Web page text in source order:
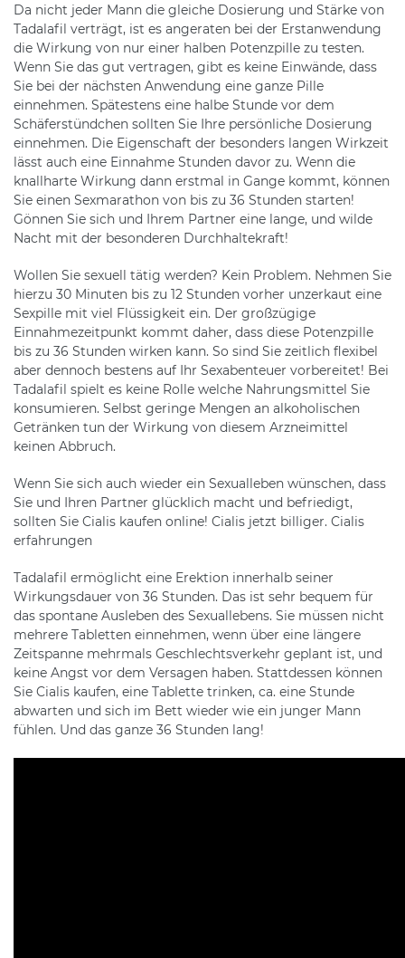
Da nicht jeder Mann die gleiche Dosierung und Stärke von
Tadalafil verträgt, ist es angeraten bei der Erstanwendung
die Wirkung von nur einer halben Potenzpille zu testen.
Wenn Sie das gut vertragen, gibt es keine Einwände, dass
Sie bei der nächsten Anwendung eine ganze Pille
einnehmen. Spätestens eine halbe Stunde vor dem
Schäferstündchen sollten Sie Ihre persönliche Dosierung
einnehmen. Die Eigenschaft der besonders langen Wirkzeit
lässt auch eine Einnahme Stunden davor zu. Wenn die
knallharte Wirkung dann erstmal in Gange kommt, können
Sie einen Sexmarathon von bis zu 36 Stunden starten!
Gönnen Sie sich und Ihrem Partner eine lange, und wilde
Nacht mit der besonderen Durchhaltekraft!
Wollen Sie sexuell tätig werden? Kein Problem. Nehmen Sie
hierzu 30 Minuten bis zu 12 Stunden vorher unzerkaut eine
Sexpille mit viel Flüssigkeit ein. Der großzügige
Einnahmezeitpunkt kommt daher, dass diese Potenzpille
bis zu 36 Stunden wirken kann. So sind Sie zeitlich flexibel
aber dennoch bestens auf Ihr Sexabenteuer vorbereitet! Bei
Tadalafil spielt es keine Rolle welche Nahrungsmittel Sie
konsumieren. Selbst geringe Mengen an alkoholischen
Getränken tun der Wirkung von diesem Arzneimittel
keinen Abbruch.
Wenn Sie sich auch wieder ein Sexualleben wünschen, dass
Sie und Ihren Partner glücklich macht und befriedigt,
sollten Sie Cialis kaufen online! Cialis jetzt billiger. Cialis
erfahrungen
Tadalafil ermöglicht eine Erektion innerhalb seiner
Wirkungsdauer von 36 Stunden. Das ist sehr bequem für
das spontane Ausleben des Sexuallebens. Sie müssen nicht
mehrere Tabletten einnehmen, wenn über eine längere
Zeitspanne mehrmals Geschlechtsverkehr geplant ist, und
keine Angst vor dem Versagen haben. Stattdessen können
Sie Cialis kaufen, eine Tablette trinken, ca. eine Stunde
abwarten und sich im Bett wieder wie ein junger Mann
fühlen. Und das ganze 36 Stunden lang!